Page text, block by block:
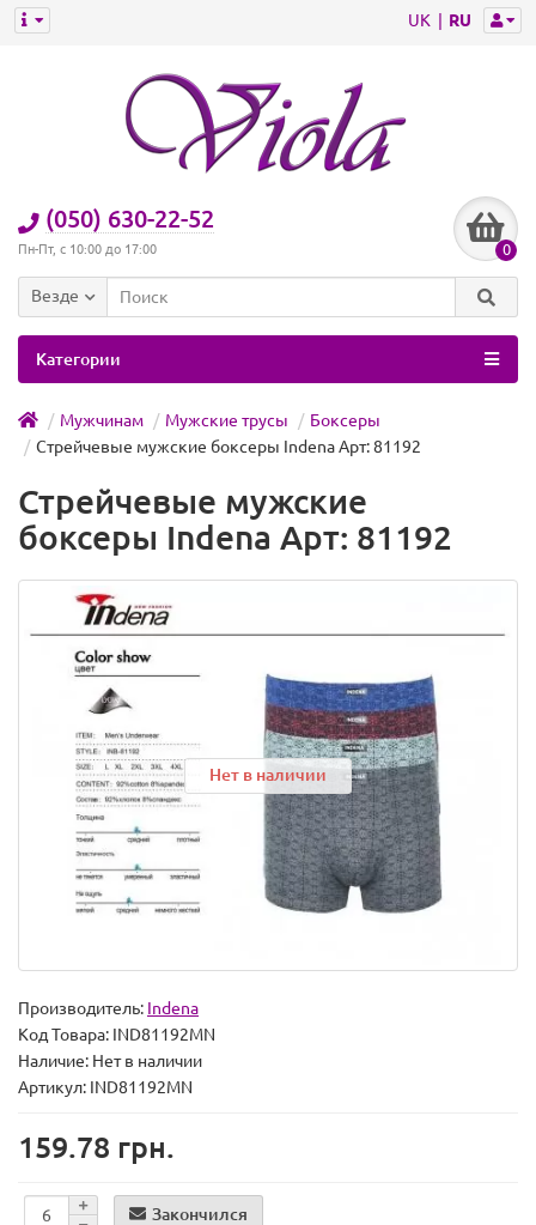
UK RU
(050) 630-22-52
Пн-Пт, с 10:00 до 17:00 0
Везде
Категории
Мужчинам Мужские трусы
Боксеры
Стрейчевые мужские боксеры Indena Арт: 81192
Стрейчевые мужские
боксеры Indena Арт: 81192
Нет в наличии
Производитель: Indena
Код Товара: IND81192MN
Наличие: Нет в наличии
Артикул: IND81192MN
159.78 грн.
Закончился